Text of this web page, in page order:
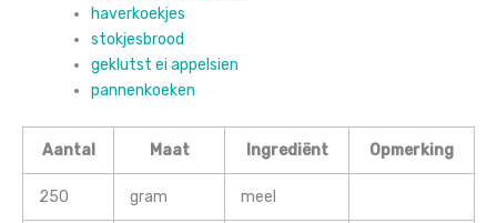
haverkoekjes
stokjesbrood
geklutst ei appelsien
pannenkoeken
Aantal Maat Ingrediënt Opmerking
250 gram meel